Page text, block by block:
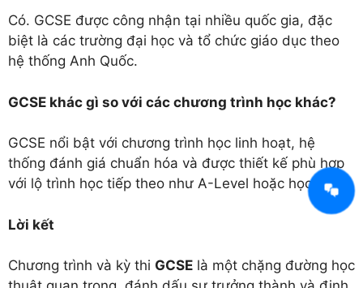
Có. GCSE được công nhận tại nhiều quốc gia, đặc
biệt là các trường đại học và tổ chức giáo dục theo
hệ thống Anh Quốc.
GCSE khác gì so với các chương trình học khác?
GCSE nổi bật với chương trình học linh hoạt, hệ
thống đánh giá chuẩn hóa và được thiết kế phù hợp
với lộ trình học tiếp theo như A-Level hoặc học nghề.
Lời kết
Chương trình và kỳ thi GCSE là một chặng đường học